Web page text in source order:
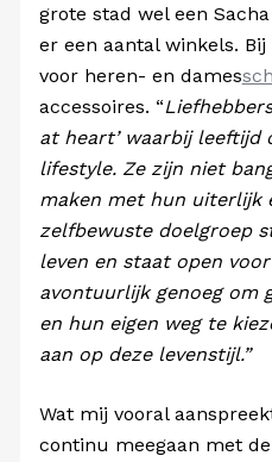
grote stad wel een
er een aantal winkels.
voor heren- en dames
accessoires. “
at heart’ waarbij leeftijd
lifestyle. Ze zijn niet
maken met hun uiterlijk
zelfbewuste doelgroep
leven en staat open
avontuurlijk genoeg om
en hun eigen weg te
aan op deze levenstijl.”
Wat mij vooral
continu meegaan met